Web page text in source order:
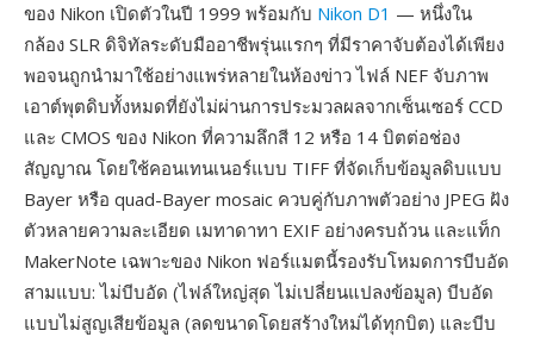
ของ Nikon เปิดตัวในปี 1999 พร้อมกับ Nikon D1 — หนึ่งใน
กล้อง SLR ดิจิทัลระดับมืออาชีพรุ่นแรกๆ ที่มีราคาจับต้องได้เพียง
พอจนถูกนำมาใช้อย่างแพร่หลายในห้องข่าว ไฟล์ NEF จับภาพ
เอาต์พุตดิบทั้งหมดที่ยังไม่ผ่านการประมวลผลจากเซ็นเซอร์ CCD
และ CMOS ของ Nikon ที่ความลึกสี 12 หรือ 14 บิตต่อช่อง
สัญญาณ โดยใช้คอนเทนเนอร์แบบ TIFF ที่จัดเก็บข้อมูลดิบแบบ
Bayer หรือ quad-Bayer mosaic ควบคู่กับภาพตัวอย่าง JPEG ฝัง
ตัวหลายความละเอียด เมทาดาทา EXIF อย่างครบถ้วน และแท็ก
MakerNote เฉพาะของ Nikon ฟอร์แมตนี้รองรับโหมดการบีบอัด
สามแบบ: ไม่บีบอัด (ไฟล์ใหญ่สุด ไม่เปลี่ยนแปลงข้อมูล) บีบอัด
แบบไม่สูญเสียข้อมูล (ลดขนาดโดยสร้างใหม่ได้ทุกบิต) และบีบ